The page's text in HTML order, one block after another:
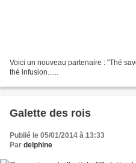
Voici un nouveau partenaire : "Thé
thé infusion......
Galette des rois
Publié le 05/01/2014 à 13:33
Par delphine